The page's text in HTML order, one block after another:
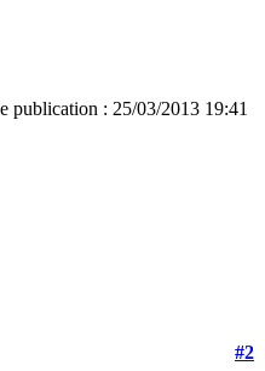
publication : 25/03/2013 19:41
#2